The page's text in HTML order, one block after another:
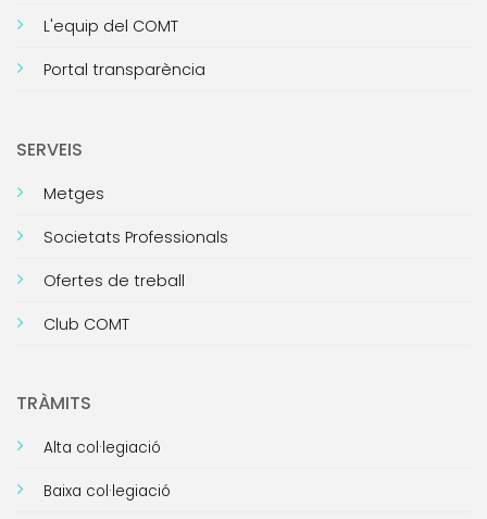
L'equip del COMT
Portal transparència
SERVEIS
Metges
Societats Professionals
Ofertes de treball
Club COMT
TRÀMITS
Alta col·legiació
Baixa col·legiació